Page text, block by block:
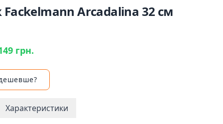
Fackelmann Arcadalina 32 см
грн.
Характеристики